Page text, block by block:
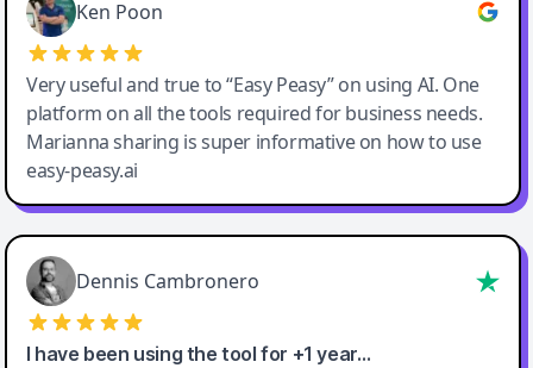
Ken Poon
Very useful and true to “Easy Peasy” on using AI. One
platform on all the tools required for business needs.
Marianna sharing is super informative on how to use
easy-peasy.ai
Dennis Cambronero
I have been using the tool for +1 year…